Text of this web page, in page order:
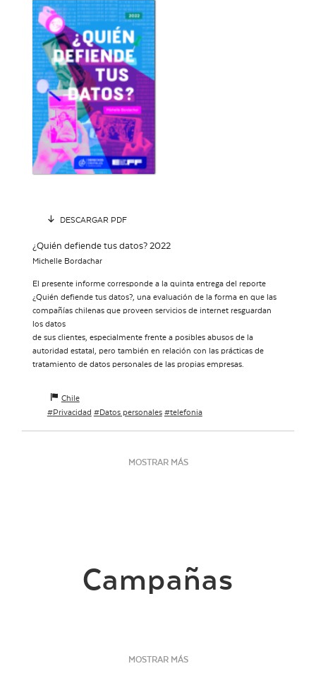
DESCARGAR PDF
¿Quién defiende tus datos? 2022
Michelle Bordachar
El presente informe corresponde a la quinta entrega del reporte
¿Quién defiende tus datos?, una evaluación de la forma en que las
compañías chilenas que proveen servicios de internet resguardan
los datos
de sus clientes, especialmente frente a posibles abusos de la
autoridad estatal, pero también en relación con las prácticas de
tratamiento de datos personales de las propias empresas.
Chile
Privacidad
Datos personales telefonia
MOSTRAR MÁS
Campañas
MOSTRAR MÁS